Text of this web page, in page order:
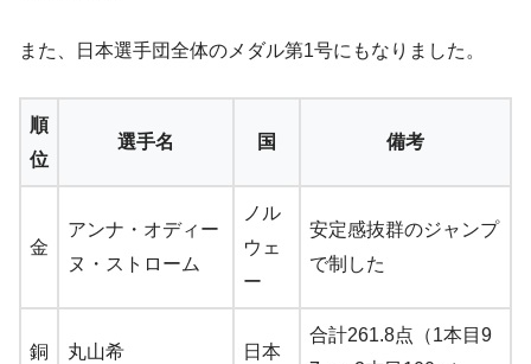
また、日本選手団全体のメダル第1号にもなりました。
順
位
選手名 国 備考
金
アンナ・オディー
ヌ・ストローム
ノル
ウェ
ー
安定感抜群のジャンプ
で制した
銅 丸山希 日本
合計261.8点（1本目9